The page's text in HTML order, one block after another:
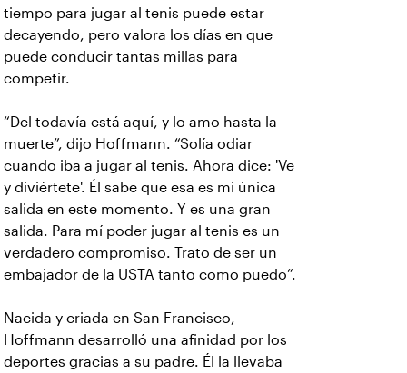
tiempo para jugar al tenis puede estar
decayendo, pero valora los días en que
puede conducir tantas millas para
competir.
“Del todavía está aquí, y lo amo hasta la
muerte”, dijo Hoffmann. “Solía odiar
cuando iba a jugar al tenis. Ahora dice: 'Ve
y diviértete'. Él sabe que esa es mi única
salida en este momento. Y es una gran
salida. Para mí poder jugar al tenis es un
verdadero compromiso. Trato de ser un
embajador de la USTA tanto como puedo”.
Nacida y criada en San Francisco,
Hoffmann desarrolló una afinidad por los
deportes gracias a su padre. Él la llevaba